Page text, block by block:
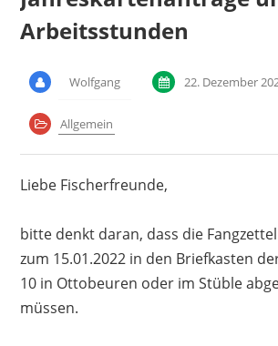
Arbeitsstunden
Wolfgang 22. Dezember
Allgemein
Liebe Fischerfreunde,
bitte denkt daran, dass die
zum 15.01.2022 in den Briefkasten
10 in Ottobeuren oder im Stüble
müssen.